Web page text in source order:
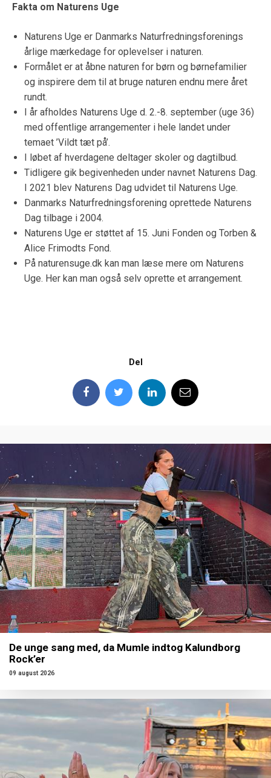
Fakta om Naturens Uge
Naturens Uge er Danmarks Naturfredningsforenings
årlige mærkedage for oplevelser i naturen.
Formålet er at åbne naturen for børn og børnefamilier
og inspirere dem til at bruge naturen endnu mere året
rundt.
I år afholdes Naturens Uge d. 2.-8. september (uge 36)
med offentlige arrangementer i hele landet under
temaet ’Vildt tæt på’.
I løbet af hverdagene deltager skoler og dagtilbud.
Tidligere gik begivenheden under navnet Naturens Dag.
I 2021 blev Naturens Dag udvidet til Naturens Uge.
Danmarks Naturfredningsforening oprettede Naturens
Dag tilbage i 2004.
Naturens Uge er støttet af 15. Juni Fonden og Torben &
Alice Frimodts Fond.
På naturensuge.dk kan man læse mere om Naturens
Uge. Her kan man også selv oprette et arrangement.
Del
De unge sang med, da Mumle indtog Kalundborg
Rock’er
09 august 2026